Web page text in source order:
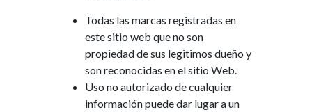
Todas lasmarcas registradas en
estesitio web queno son
propiedaddesus legitimosdueño y
sonreconocidas enelsitio Web.
Uso no autorizado decualquier
informaciónpuededar lugaraun